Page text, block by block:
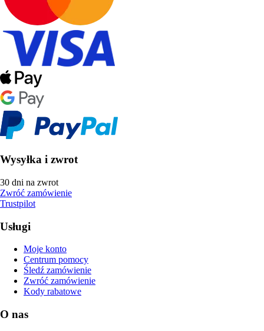
Wysyłka i zwrot
30 dni na zwrot
Zwróć zamówienie
Trustpilot
Usługi
Moje konto
Centrum pomocy
Śledź zamówienie
Zwróć zamówienie
Kody rabatowe
O nas